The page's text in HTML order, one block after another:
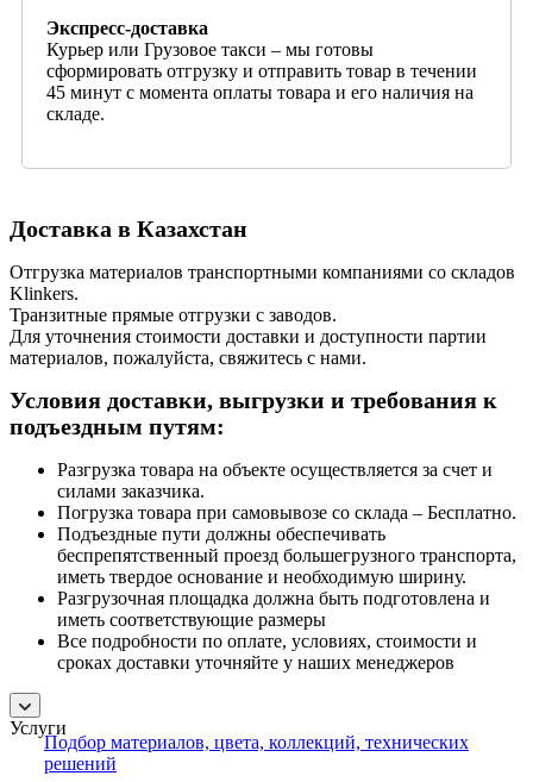
Экспресс-доставка
Курьер или Грузовое такси – мы готовы
сформировать отгрузку и отправить товар в течении
45 минут с момента оплаты товара и его наличия на
складе.
Доставка в Казахстан
Отгрузка материалов транспортными компаниями со складов
Klinkers.
Транзитные прямые отгрузки с заводов.
Для уточнения стоимости доставки и доступности партии
материалов, пожалуйста, свяжитесь с нами.
Условия доставки, выгрузки и требования к
подъездным путям:
Разгрузка товара на объекте осуществляется за счет и
силами заказчика.
Погрузка товара при самовывозе со склада – Бесплатно.
Подъездные пути должны обеспечивать
беспрепятственный проезд большегрузного транспорта,
иметь твердое основание и необходимую ширину.
Разгрузочная площадка должна быть подготовлена и
иметь соответствующие размеры
Все подробности по оплате, условиях, стоимости и
сроках доставки уточняйте у наших менеджеров
Услуги
Подбор материалов, цвета, коллекций, технических
решений